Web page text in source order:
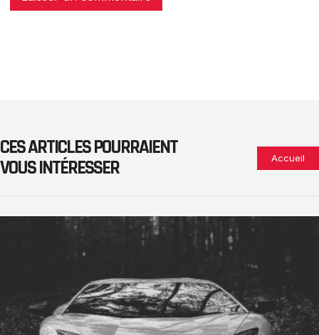
CES ARTICLES POURRAIENT
VOUS INTÉRESSER
Accueil